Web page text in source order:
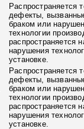
Распространяется
дефекты,
браком или
технологии
распространяется
нарушения
установке.
Распространяется
дефекты,
браком или
технологии
распространяется
нарушения
установке.